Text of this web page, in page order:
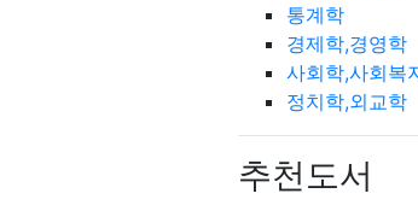
통계학
경제학,경영학
사회학,사회복
정치학,외교학
추천도서